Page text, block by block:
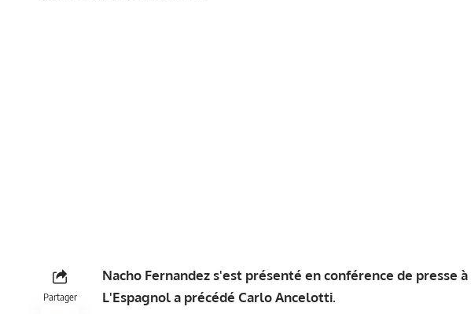
Partager
Nacho Fernandez s'est présenté en conférence de presse
L'Espagnol a précédé Carlo Ancelotti.